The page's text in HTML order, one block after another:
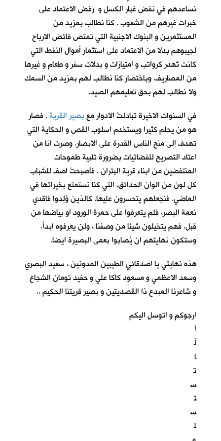
نساعدهم في نفض غبار الكسل و رفض الاعتماد على
خبرات غيرهم من الشعوب . كنا نطالب بمزيد من
المستثمرين و البنوك الاجنبية التي تمتص فائض الارباح
لجيبوهم بدلا من الاعتماد على استثمار أموال النفط التي
كانت تُهدر كرواتب و امتيازات و بدلات سفر و طعام و غيرها
من المصاريف. وباختصار كنا نطالب لهم بمزيد من السمك
ولا نطالب لهم بحق تعليمهم الصيد.
في السنوات الاخيرة تبادلتُ الادوار معبصير القرية. فصار
هو من يحلم كثيرا ويستخدم اسلوب القص و الحكاية التي
تهدف إلى منح الناس القدرة على الابصار. وصرت انا من
اعتاد التصريح للفضائيات بضرورة تلبية طموحات
المنتفضين من ابناء قرية البتران . فأصبحتُ اصف للشباب
كل لون من الوان الحدائق، التي كنا نستمتع بخيراتها في
الماضي. فنجعلهم يتحسرون عليها، كالذين وُلِدوا فاقدي
نعمة البصر، فلم يتعرفوا على حمرة الورود او بياضها من
قبل. فهم يتخيلون شيئا من وصفنا ، ولن يعرفوه ابداً.
وستكون نهايتهم ان يُصابوا بعمى البصيرة ايضا.
هذه نهايتي يا اصدقائي الطيبين المدونين ، سعيد البصري
وسعد الاعظمي و مسعود كاكا علي و حفيد تومان الشجاع
و شاعرنا المبدع ذا القصديتين و بصير قريتنا الحكيم ..
ارجوكم و اتوسل اليكم
أ
لّ
ا
ت
س
ت
س
ل